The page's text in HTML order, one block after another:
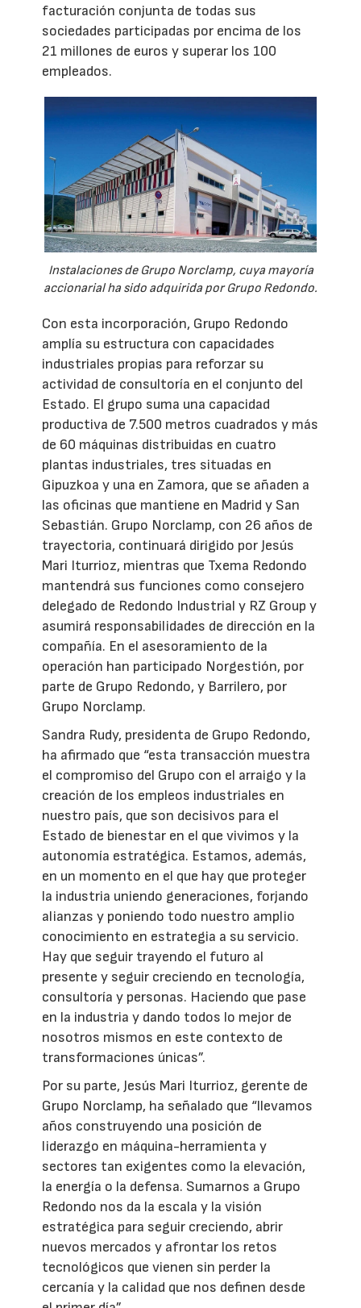
facturación conjunta de todas sus
sociedades participadas por encima de los
21 millones de euros y superar los 100
empleados.
Instalaciones de Grupo Norclamp, cuya mayoría
accionarial ha sido adquirida por Grupo Redondo.
Con esta incorporación, Grupo Redondo
amplía su estructura con capacidades
industriales propias para reforzar su
actividad de consultoría en el conjunto del
Estado. El grupo suma una capacidad
productiva de 7.500 metros cuadrados y más
de 60 máquinas distribuidas en cuatro
plantas industriales, tres situadas en
Gipuzkoa y una en Zamora, que se añaden a
las oficinas que mantiene en Madrid y San
Sebastián. Grupo Norclamp, con 26 años de
trayectoria, continuará dirigido por Jesús
Mari Iturrioz, mientras que Txema Redondo
mantendrá sus funciones como consejero
delegado de Redondo Industrial y RZ Group y
asumirá responsabilidades de dirección en la
compañía. En el asesoramiento de la
operación han participado Norgestión, por
parte de Grupo Redondo, y Barrilero, por
Grupo Norclamp.
Sandra Rudy, presidenta de Grupo Redondo,
ha afirmado que “esta transacción muestra
el compromiso del Grupo con el arraigo y la
creación de los empleos industriales en
nuestro país, que son decisivos para el
Estado de bienestar en el que vivimos y la
autonomía estratégica. Estamos, además,
en un momento en el que hay que proteger
la industria uniendo generaciones, forjando
alianzas y poniendo todo nuestro amplio
conocimiento en estrategia a su servicio.
Hay que seguir trayendo el futuro al
presente y seguir creciendo en tecnología,
consultoría y personas. Haciendo que pase
en la industria y dando todos lo mejor de
nosotros mismos en este contexto de
transformaciones únicas”.
Por su parte, Jesús Mari Iturrioz, gerente de
Grupo Norclamp, ha señalado que “llevamos
años construyendo una posición de
liderazgo en máquina-herramienta y
sectores tan exigentes como la elevación,
la energía o la defensa. Sumarnos a Grupo
Redondo nos da la escala y la visión
estratégica para seguir creciendo, abrir
nuevos mercados y afrontar los retos
tecnológicos que vienen sin perder la
cercanía y la calidad que nos definen desde